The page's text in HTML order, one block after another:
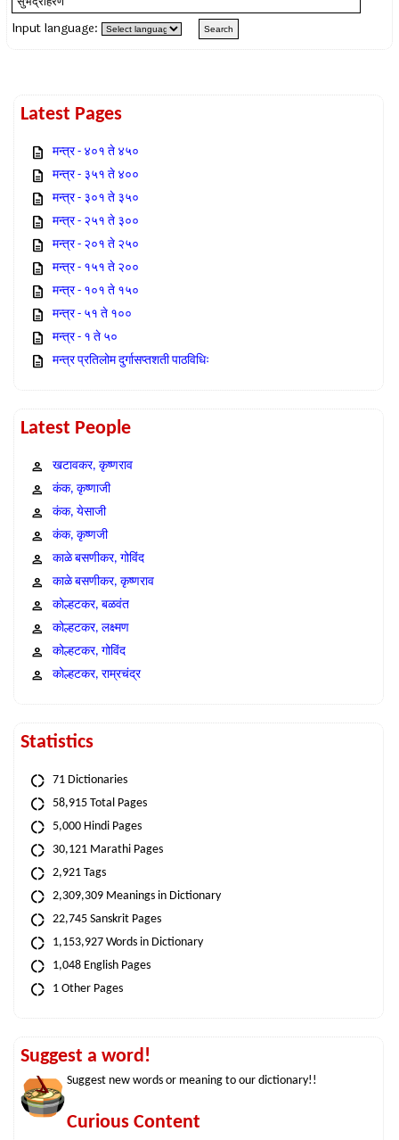
Input language:
Latest Pages
मन्त्र - ४०१ ते ४५०
मन्त्र - ३५१ ते ४००
मन्त्र - ३०१ ते ३५०
मन्त्र - २५१ ते ३००
मन्त्र - २०१ ते २५०
मन्त्र - १५१ ते २००
मन्त्र - १०१ ते १५०
मन्त्र - ५१ ते १००
मन्त्र - १ ते ५०
मन्त्र प्रतिलोम दुर्गासप्तशती पाठविधिः
Latest People
खटावकर, कृष्णराव
कंक, कृष्णाजी
कंक, येसाजी
कंक, कृष्णजी
काळे बसणीकर, गोविंद
काळे बसणीकर, कृष्णराव
कोल्हटकर, बळवंत
कोल्हटकर, लक्ष्मण
कोल्हटकर, गोविंद
कोल्हटकर, राम्रचंद्र
Statistics
71 Dictionaries
58,915 Total Pages
5,000 Hindi Pages
30,121 Marathi Pages
2,921 Tags
2,309,309 Meanings in Dictionary
22,745 Sanskrit Pages
1,153,927 Words in Dictionary
1,048 English Pages
1 Other Pages
Suggest a word!
Suggest new words or meaning to our dictionary!!
Curious Content